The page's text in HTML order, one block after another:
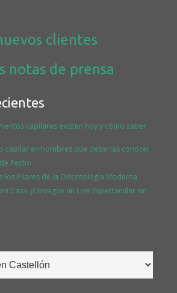
clientes
notas de prensa
capilares existen hoy y cómo saber
capilar en hombres que deberías conocer
Pecho
los Pilares de la Odontología Moderna
Casa: ¡Consigue un Liso Espectacular sin